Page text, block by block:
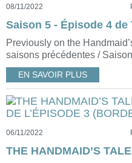
08/11/2022
Previously on the
saisons précédentes /
EN SAVOIR PLUS
06/11/2022